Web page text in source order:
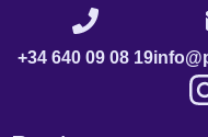
+34 640 09 08 19